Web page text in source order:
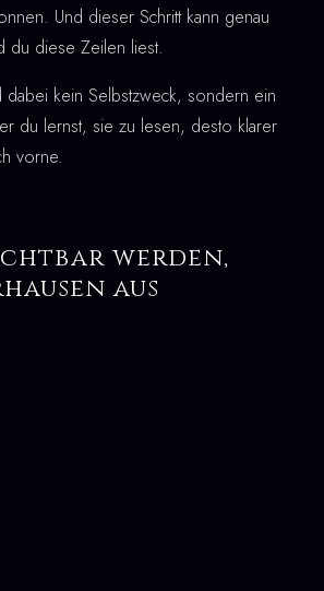
Und dieser Schritt kann genau
du diese Zeilen liest.
dabei kein Selbstzweck, sondern ein
du lernst, sie zu lesen, desto klarer
vorne.
werden,
aus